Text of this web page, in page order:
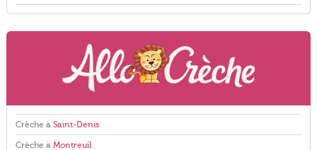
Crèche à Saint-Denis
Crèche à Montreuil